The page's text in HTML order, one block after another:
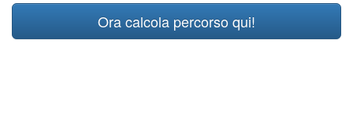
Ora calcola percorso qui!